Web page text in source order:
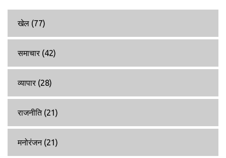
खेल (77)
समाचार (42)
व्यापार (28)
राजनीति (21)
मनोरंजन (21)